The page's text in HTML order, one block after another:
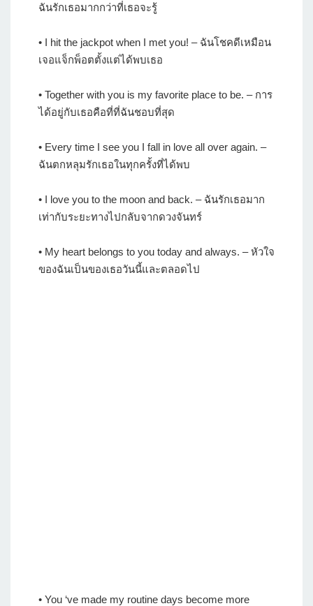
ฉันรักเธอมากกว่าที่เธอจะรู้
• I hit the jackpot when I met you! – ฉันโชคดีเหมือน
เจอแจ็กพ็อตตั้งแต่ได้พบเธอ
• Together with you is my favorite place to be. – การ
ได้อยู่กับเธอคือที่ที่ฉันชอบที่สุด
• Every time I see you I fall in love all over again. –
ฉันตกหลุมรักเธอในทุกครั้งที่ได้พบ
• I love you to the moon and back. – ฉันรักเธอมาก
เท่ากับระยะทางไปกลับจากดวงจันทร์
• My heart belongs to you today and always. – หัวใจ
ของฉันเป็นของเธอวันนี้และตลอดไป
• You ‘ve made my routine days become more